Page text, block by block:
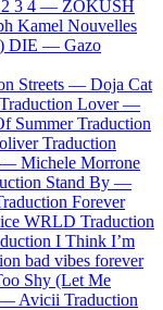
2 3 4 — ZOKUSH
Kamel Nouvelles
DIE — Gazo
Streets — Doja Cat
Traduction Lover —
Summer Traduction
Traduction
— Michele Morrone
Stand By —
Forever
WRLD Traduction
I Think I’m
bad vibes forever
Shy (Let Me
— Avicii Traduction